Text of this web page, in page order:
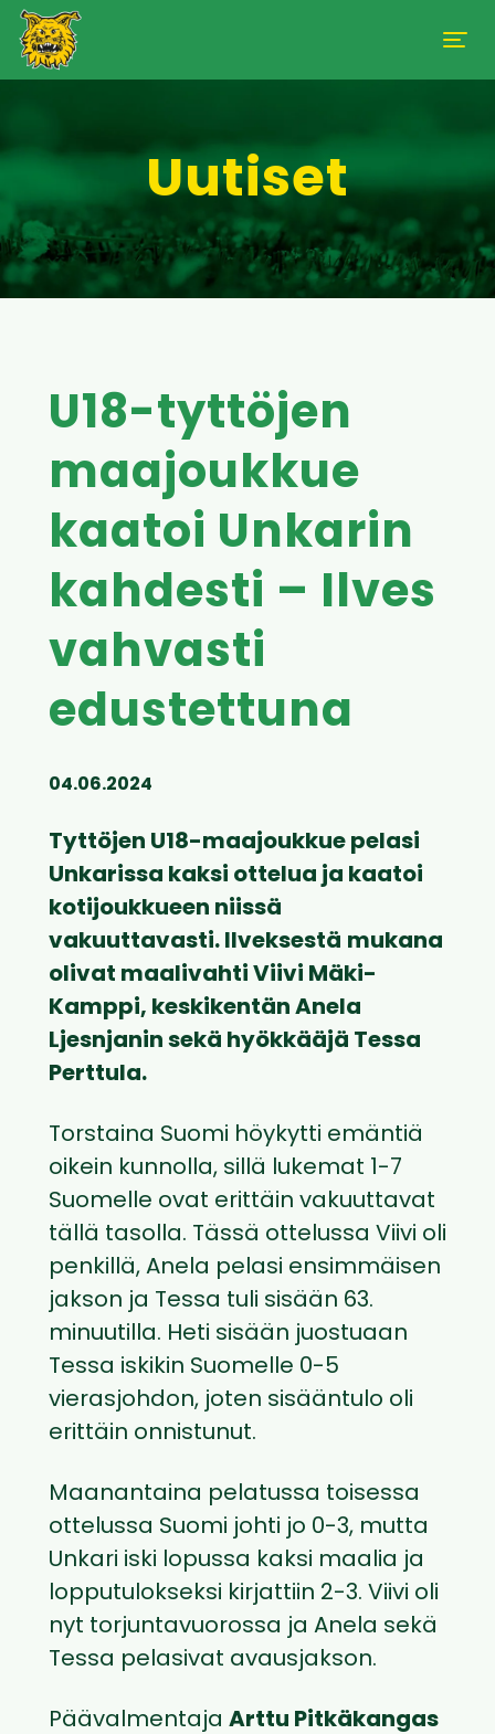
Uutiset
U18-tyttöjen
maajoukkue
kaatoi Unkarin
kahdesti – Ilves
vahvasti
edustettuna
04.06.2024
Tyttöjen U18-maajoukkue pelasi
Unkarissa kaksi ottelua ja kaatoi
kotijoukkueen niissä
vakuuttavasti. Ilveksestä mukana
olivat maalivahti Viivi Mäki-
Kamppi, keskikentän Anela
Ljesnjanin sekä hyökkääjä Tessa
Perttula.
Torstaina Suomi höykytti emäntiä
oikein kunnolla, sillä lukemat 1-7
Suomelle ovat erittäin vakuuttavat
tällä tasolla. Tässä ottelussa Viivi oli
penkillä, Anela pelasi ensimmäisen
jakson ja Tessa tuli sisään 63.
minuutilla. Heti sisään juostuaan
Tessa iskikin Suomelle 0-5
vierasjohdon, joten sisääntulo oli
erittäin onnistunut.
Maanantaina pelatussa toisessa
ottelussa Suomi johti jo 0-3, mutta
Unkari iski lopussa kaksi maalia ja
lopputulokseksi kirjattiin 2-3. Viivi oli
nyt torjuntavuorossa ja Anela sekä
Tessa pelasivat avausjakson.
Päävalmentaja Arttu Pitkäkangas